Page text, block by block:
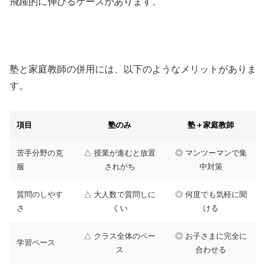
塾と家庭教師の併用には、以下のようなメリットがありま
す。
項目 塾のみ 塾＋家庭教師
苦手分野の克
服
△ 授業が進むと放置
されがち
◎ マンツーマンで集
中対策
質問のしやす
さ
△ 大人数で質問しに
くい
◎ 何度でも気軽に聞
ける
学習ペース
△ クラス全体のペー
ス
◎ お子さまに完全に
合わせる